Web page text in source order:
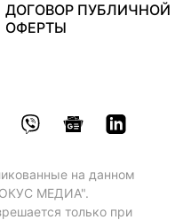
ДОГОВОР ПУБЛИЧНОЙ
ОФЕРТЫ
на данном
МЕДИА".
только при